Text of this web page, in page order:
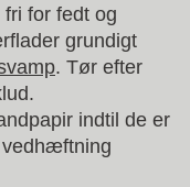
for fedt og
grundigt
. Tør efter
indtil de er
vedhæftning